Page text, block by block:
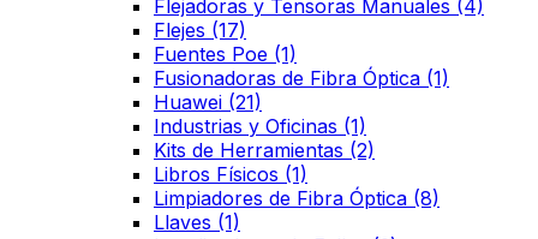
Flejadoras y Tensoras Manuales (4)
Flejes (17)
Fuentes Poe (1)
Fusionadoras de Fibra Óptica (1)
Huawei (21)
Industrias y Oficinas (1)
Kits de Herramientas (2)
Libros Físicos (1)
Limpiadores de Fibra Óptica (8)
Llaves (1)